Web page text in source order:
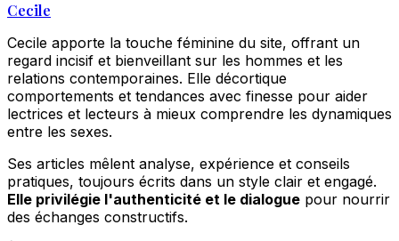
Cecile
Cecile apporte la touche féminine du site, offrant un
regard incisif et bienveillant sur les hommes et les
relations contemporaines. Elle décortique
comportements et tendances avec finesse pour aider
lectrices et lecteurs à mieux comprendre les dynamiques
entre les sexes.
Ses articles mêlent analyse, expérience et conseils
pratiques, toujours écrits dans un style clair et engagé.
Elle privilégie l'authenticité et le dialogue pour nourrir
des échanges constructifs.